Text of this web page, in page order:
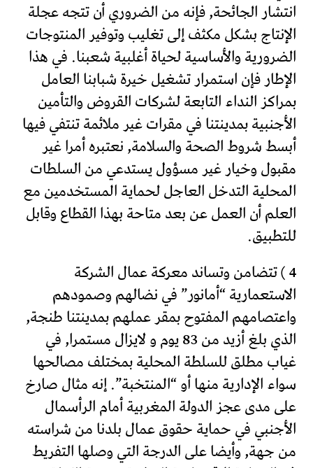
انتشار الجائحة, فإنه من الضروري أن تتجه عجلة
الإنتاج بشكل مكثف إلى تغليب وتوفير المنتوجات
الضرورية والأساسية لحياة أغلبية شعبنا. في هذا
الإطار فإن استمرار تشغيل خيرة شبابنا العامل
بمراكز النداء التابعة لشركات القروض والتأمين
الأجنبية بمدينتنا في مقرات غير ملائمة تنتفي فيها
أبسط شروط الصحة والسلامة, نعتبره أمرا غير
مقبول وخيار غير مسؤول يستدعي من السلطات
المحلية التدخل العاجل لحماية المستخدمين مع
العلم أن العمل عن بعد متاحة بهذا القطاع وقابل
للتطبيق.
4 ) تتضامن وتساند معركة عمال الشركة
الاستعمارية “أمانور” في نضالهم وصمودهم
واعتصامهم المفتوح بمقر عملهم بمدينتنا طنجة,
الذي بلغ أزيد من 83 يوم و لايزال مستمرا, في
غياب مطلق للسلطة المحلية بمختلف مصالحها
سواء الإدارية منها أو “المنتخبة”. إنه مثال صارخ
على مدى عجز الدولة المغربية أمام الرأسمال
الأجنبي في حماية حقوق عمال بلدنا من شراسته
من جهة, وأيضا على الدرجة التي وصلها التفريط